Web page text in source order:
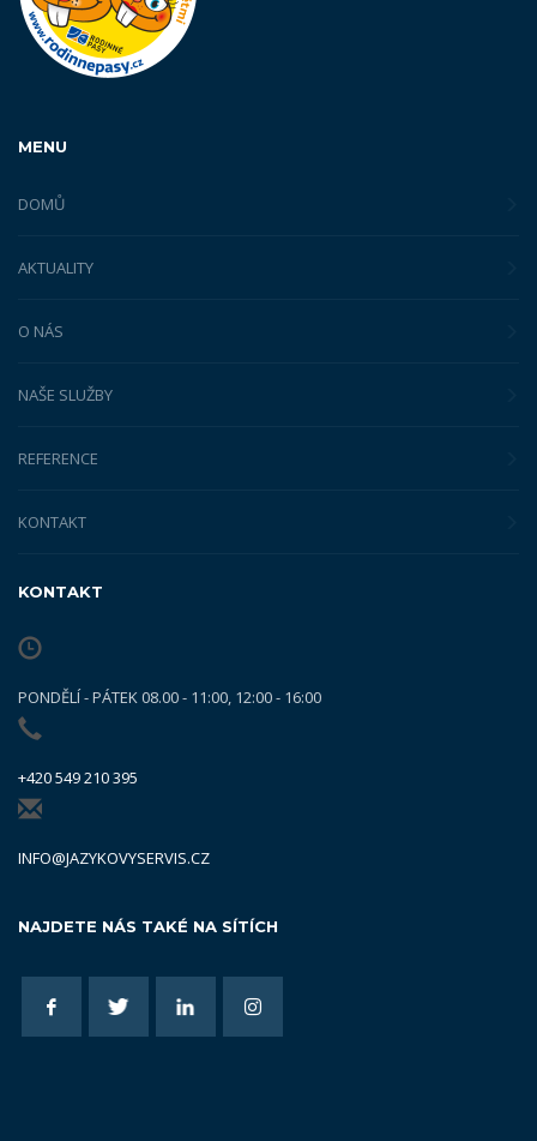
MENU
DOMŮ
AKTUALITY
O NÁS
NAŠE SLUŽBY
REFERENCE
KONTAKT
KONTAKT
PONDĚLÍ - PÁTEK 08.00 - 11:00, 12:00 - 16:00
+420 549 210 395
INFO@JAZYKOVYSERVIS.CZ
NAJDETE NÁS TAKÉ NA SÍTÍCH